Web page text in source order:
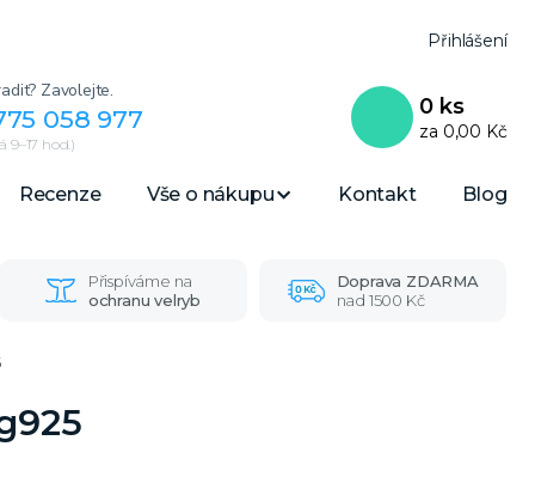
Recenze Vše o nákupu Kontakt Blog
Přihlášení
Zavolejte.
058 977
9–17 hod.)
0 ks
za 0,00 Kč
Přispíváme na
ochranu velryb
Doprava ZDARMA
nad 1500 Kč